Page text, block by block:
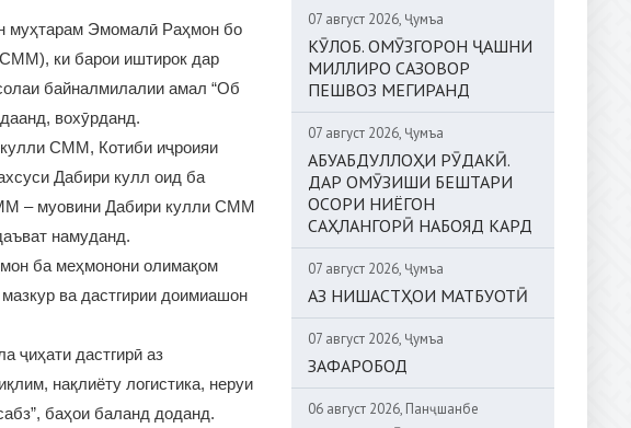
муҳтарам Эмомалӣ Раҳмон бо
ки барои иштирок дар
байналмилалии амал “Об
вохӯрданд.
СММ, Котиби иҷроияи
Дабири кулл оид ба
– муовини Дабири кулли СММ
намуданд.
ба меҳмонони олимақом
ва дастгирии доимиашон
ҷиҳати дастгирӣ аз
нақлиёту логистика, неруи
баҳои баланд доданд.
07 август 2026, Ҷумъа
КӮЛОБ. ОМӮЗГОРОН ҶАШНИ
МИЛЛИРО САЗОВОР
ПЕШВОЗ МЕГИРАНД
07 август 2026, Ҷумъа
АБУАБДУЛЛОҲИ РӮДАКӢ.
ДАР ОМӮЗИШИ БЕШТАРИ
ОСОРИ НИЁГОН
САҲЛАНГОРӢ НАБОЯД КАРД
07 август 2026, Ҷумъа
АЗ НИШАСТҲОИ МАТБУОТӢ
07 август 2026, Ҷумъа
ЗАФАРОБОД
06 август 2026, Панҷшанбе